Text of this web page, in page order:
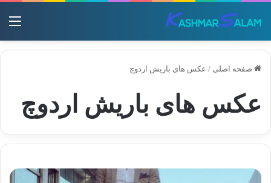
صفحه اصلی / عکس های باریش اردوچ
عکس های باریش اردوچ